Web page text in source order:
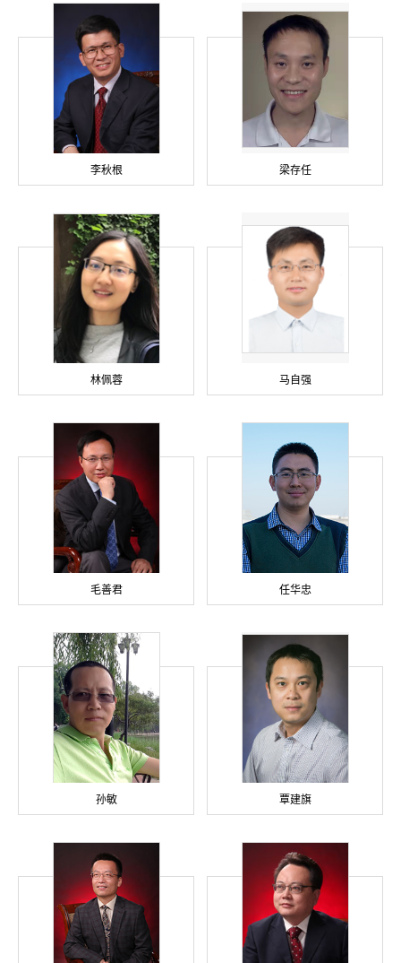
李秋根 梁存任
林佩蓉 马自强
毛善君 任华忠
孙敏 覃建旗